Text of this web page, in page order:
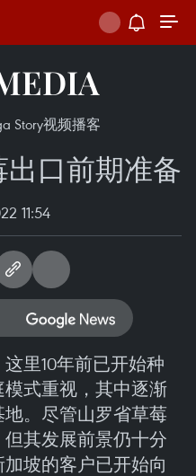
Story视频播客
口前期准备
11:54
里10年前已开始种
式重视，其中逐渐
。尽管山罗省草莓
其发展前景仍十分
坡的客户已开始向